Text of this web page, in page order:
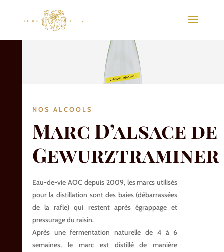
NOS ALCOOLS
Marc D’alsace de
Gewurztraminer
Eau-de-vie AOC depuis 2009, les marcs utilisés
pour la distillation sont des baies (débarrassées
de la rafle) qui restent après égrappage et
pressurage du raisin.
Après une fermentation naturelle de 4 à 6
semaines, le marc est distillé de manière